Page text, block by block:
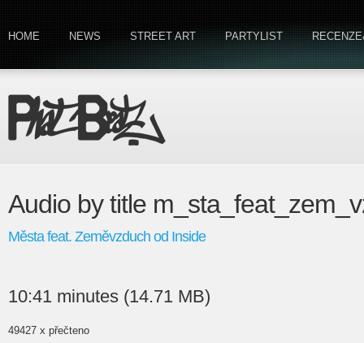
HOME NEWS STREET ART PARTYLIST
Audio by title
Města feat. Zeměvzduch od Inside
10:41 minutes (14.71 MB)
49427 x přečteno